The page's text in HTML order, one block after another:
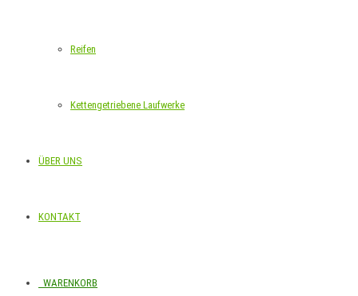
Reifen
Kettengetriebene Laufwerke
ÜBER UNS
KONTAKT
WARENKORB